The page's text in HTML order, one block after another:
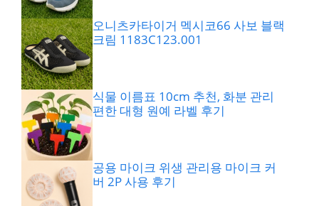
오니츠카타이거 멕시코66 사보 블랙
크림 1183C123.001
식물 이름표 10cm 추천, 화분 관리
편한 대형 원예 라벨 후기
공용 마이크 위생 관리용 마이크 커
버 2P 사용 후기